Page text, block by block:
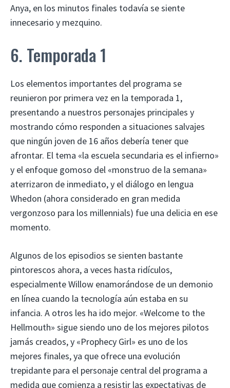
Anya, en los minutos finales todavía se siente
innecesario y mezquino.
6. Temporada 1
Los elementos importantes del programa se
reunieron por primera vez en la temporada 1,
presentando a nuestros personajes principales y
mostrando cómo responden a situaciones salvajes
que ningún joven de 16 años debería tener que
afrontar. El tema «la escuela secundaria es el infierno»
y el enfoque gomoso del «monstruo de la semana»
aterrizaron de inmediato, y el diálogo en lengua
Whedon (ahora considerado en gran medida
vergonzoso para los millennials) fue una delicia en ese
momento.
Algunos de los episodios se sienten bastante
pintorescos ahora, a veces hasta ridículos,
especialmente Willow enamorándose de un demonio
en línea cuando la tecnología aún estaba en su
infancia. A otros les ha ido mejor. «Welcome to the
Hellmouth» sigue siendo uno de los mejores pilotos
jamás creados, y «Prophecy Girl» es uno de los
mejores finales, ya que ofrece una evolución
trepidante para el personaje central del programa a
medida que comienza a resistir las expectativas de